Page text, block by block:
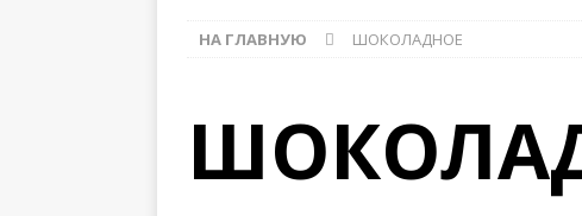
НА ГЛАВНУЮ ШОКОЛАДНОЕ